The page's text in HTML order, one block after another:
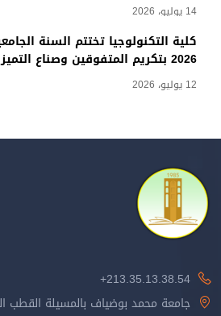
14 يوليو، 2026
2026 بتكريم المتفوقين وصناع التميز
12 يوليو، 2026
213.35.13.38.54+
جامعة محمد بوضياف بالمسيلة القطب